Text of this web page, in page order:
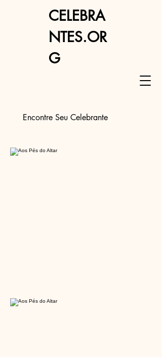
Encontre Seu Celebrante
CELEBRA
NTES.OR
G